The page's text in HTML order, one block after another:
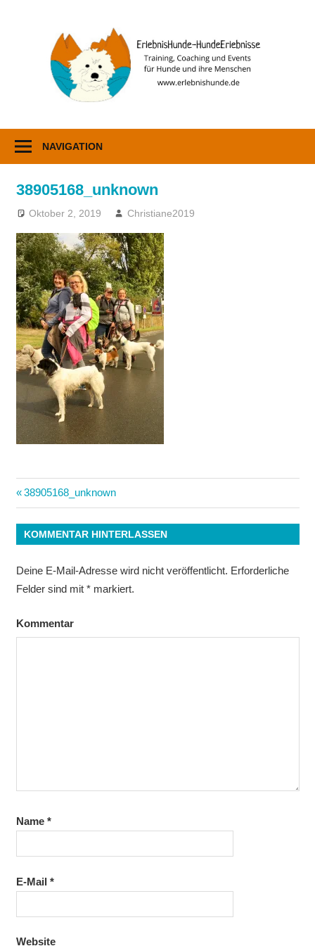
Coaching
NAVIGATION
38905168_unknown
Oktober 2, 2019 Christiane2019
Beitrags-
Navigation
Vorheriger
Beitrag:
38905168_unknown
KOMMENTAR HINTERLASSEN
Deine E-Mail-Adresse wird nicht veröffentlicht. Erforderliche
Felder sind mit *markiert.
Kommentar
Name *
E-Mail *
Website